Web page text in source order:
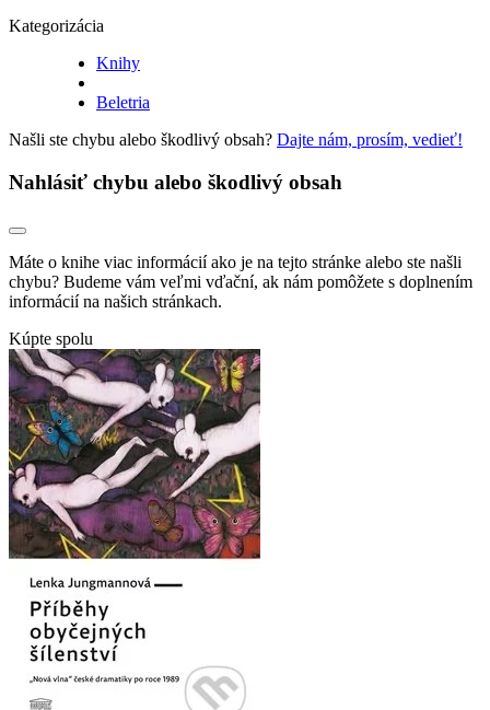
Kategorizácia
Knihy
Beletria
Našli ste chybu alebo škodlivý obsah? Dajte nám, prosím, vedieť!
Nahlásiť chybu alebo škodlivý obsah
Máte o knihe viac informácií ako je na tejto stránke alebo ste našli
chybu? Budeme vám veľmi vďační, ak nám pomôžete s doplnením
informácií na našich stránkach.
Kúpte spolu